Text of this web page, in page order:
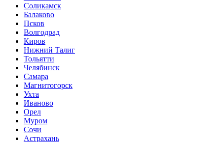
Соликамск
Балаково
Псков
Волгодрад
Киров
Нижний Талиг
Тольятти
Челябинск
Самара
Магнитогорск
Ухта
Иваново
Орел
Муром
Сочи
Астрахань